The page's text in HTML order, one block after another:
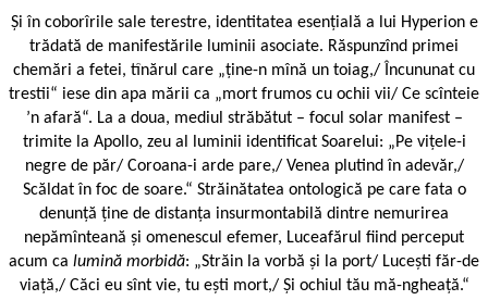
Și în coborîrile sale terestre, identitatea esențială a lui Hyperion e
trădată de manifestările luminii asociate. Răspunzînd primei
chemări a fetei, tînărul care „ține-n mînă un toiag,/ Încununat cu
trestii“ iese din apa mării ca „mort frumos cu ochii vii/ Ce scînteie
’n afară“. La a doua, mediul străbătut – focul solar manifest –
trimite la Apollo, zeu al luminii identificat Soarelui: „Pe vițele-i
negre de păr/ Coroana-i arde pare,/ Venea plutind în adevăr,/
Scăldat în foc de soare.“ Străinătatea ontologică pe care fata o
denunță ține de distanța insurmontabilă dintre nemurirea
nepămînteană și omenescul efemer, Luceafărul fiind perceput
acum ca lumină morbidă: „Străin la vorbă și la port/ Lucești făr-de
viață,/ Căci eu sînt vie, tu ești mort,/ Și ochiul tău mă-ngheață.“